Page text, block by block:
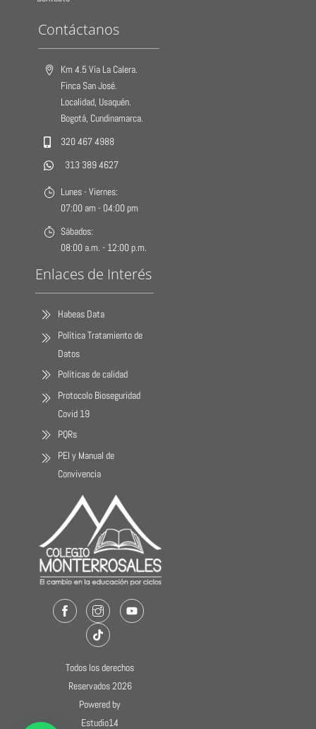
Contáctanos
Km 4.5 Vía La Calera.
Finca San José.
Localidad, Usaquén.
Bogotá, Cundinamarca.
320 467 4988
313 389 4627
Lunes - Viernes:
07:00 am - 04:00 pm
Sábados:
08:00 a.m. - 12:00 p.m.
Enlaces de Interés
Habeas Data
Política Tratamiento de
Datos
Políticas de calidad
Protocolo Bioseguridad
Covid 19
PQRs
PEI y Manual de
Convivencia
FacebookInstagramYoutube
TikTok
Todos los derechos
Reservados 2026
Powered by
Estudio14